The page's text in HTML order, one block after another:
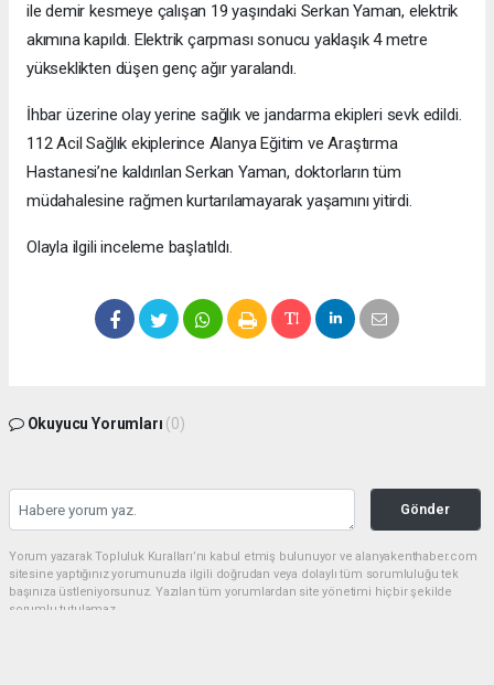
ile demir kesmeye çalışan 19 yaşındaki Serkan Yaman, elektrik
akımına kapıldı. Elektrik çarpması sonucu yaklaşık 4 metre
yükseklikten düşen genç ağır yaralandı.
İhbar üzerine olay yerine sağlık ve jandarma ekipleri sevk edildi.
112 Acil Sağlık ekiplerince Alanya Eğitim ve Araştırma
Hastanesi’ne kaldırılan Serkan Yaman, doktorların tüm
müdahalesine rağmen kurtarılamayarak yaşamını yitirdi.
Olayla ilgili inceleme başlatıldı.
Okuyucu Yorumları (0)
Gönder
Yorum yazarak Topluluk Kuralları’nı kabul etmiş bulunuyor ve alanyakenthaber.com
sitesine yaptığınız yorumunuzla ilgili doğrudan veya dolaylı tüm sorumluluğu tek
başınıza üstleniyorsunuz. Yazılan tüm yorumlardan site yönetimi hiçbir şekilde
sorumlu tutulamaz.